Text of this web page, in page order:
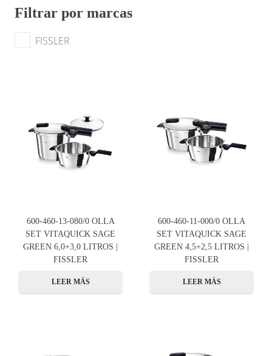
Filtrar por marcas
FISSLER
600-460-13-080/0 OLLA
SET VITAQUICK SAGE
GREEN 6,0+3,0 LITROS |
FISSLER
LEER MÁS
600-460-11-000/0 OLLA
SET VITAQUICK SAGE
GREEN 4,5+2,5 LITROS |
FISSLER
LEER MÁS